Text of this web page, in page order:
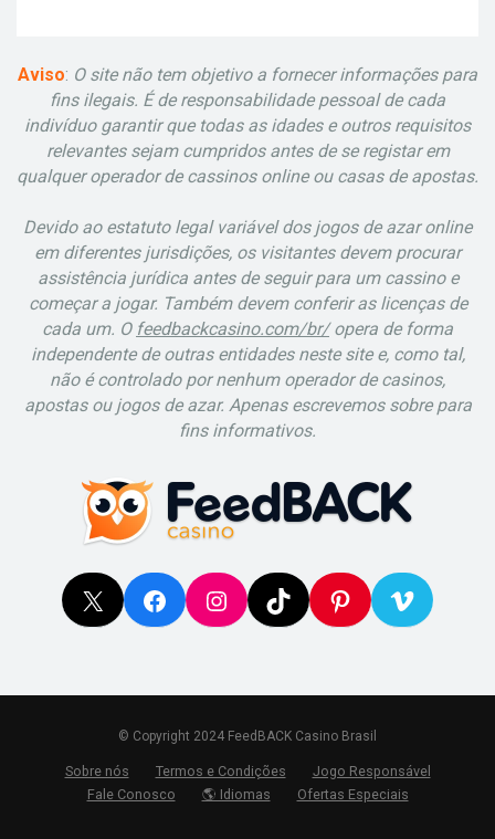
Aviso: O site não tem objetivo a fornecer informações para
fins ilegais. É de responsabilidade pessoal de cada
indivíduo garantir que todas as idades e outros requisitos
relevantes sejam cumpridos antes de se registar em
qualquer operador de cassinos online ou casas de apostas.
Devido ao estatuto legal variável dos jogos de azar online
em diferentes jurisdições, os visitantes devem procurar
assistência jurídica antes de seguir para um cassino e
começar a jogar. Também devem conferir as licenças de
cada um. O feedbackcasino.com/br/opera de forma
independente de outras entidades neste site e, como tal,
não é controlado por nenhum operador de casinos,
apostas ou jogos de azar. Apenas escrevemos sobre para
fins informativos.
X FacebookInstagram
TikTokPinterest
Vimeo
© Copyright 2024 FeedBACK Casino Brasil
Sobre nós Termos e Condições
Jogo Responsável
Fale Conosco
🌎 Idiomas Ofertas Especiais